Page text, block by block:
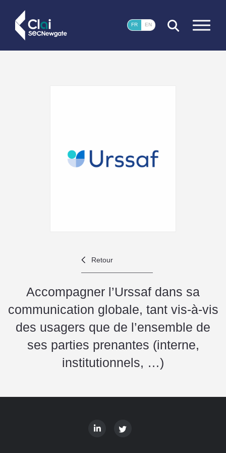
FERMER
FR EN
Retour
Accompagner l’Urssaf dans sa
communication globale, tant vis-à-vis
des usagers que de l’ensemble de
ses parties prenantes (interne,
institutionnels, …)